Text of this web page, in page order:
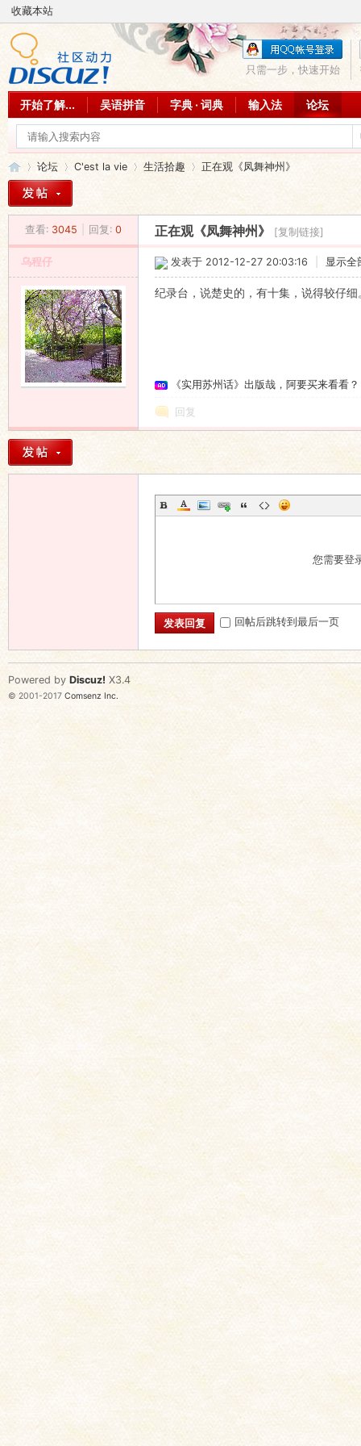
收藏本站
只需一步，快速开始
开始了解... 吴语拼音 字典 · 词典 输入法 论坛
会
»
论坛
›
C'est la vie 生活拾趣
›
正在观《凤舞神州》
查看: 3045 回复: 0 正在观《凤舞神州》 [复制链接]
乌程仔 发表于 2012-12-27 20:03:16 显示全
纪录台，说楚史的，有十集，说得较仔细
《实用苏州话》出版哉，阿要买来看看？
回复
您需要登
发表回复 回帖后跳转到最后一页
Powered by Discuz! X3.4
© 2001-2017 Comsenz Inc.